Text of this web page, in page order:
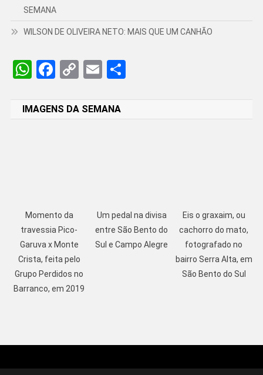
SEMANA
WILSON DE OLIVEIRA NETO: MAIS QUE UM CANHÃO
WhatsApp
Facebook
CopyEmailShare
IMAGENS DA SEMANA
Momento da
travessia Pico-
Garuva x Monte
Crista, feita pelo
Grupo Perdidos no
Barranco, em 2019
Um pedal na divisa
entre São Bento do
Sul e Campo Alegre
Eis o graxaim, ou
cachorro do mato,
fotografado no
bairro Serra Alta, em
São Bento do Sul